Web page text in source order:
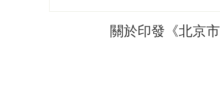
關於印發《北京